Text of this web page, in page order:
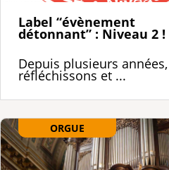
Label “évènement
détonnant” : Niveau 2 !
Depuis plusieurs
réfléchissons et ...
ORGUE